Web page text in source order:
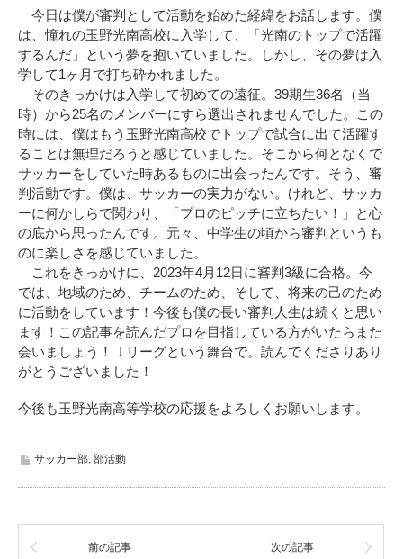
今日は僕が審判として活動を始めた経緯をお話します。僕
は、憧れの玉野光南高校に入学して、「光南のトップで活躍
するんだ」という夢を抱いていました。しかし、その夢は入
学して1ヶ月で打ち砕かれました。
そのきっかけは入学して初めての遠征。39期生36名（当
時）から25名のメンバーにすら選出されませんでした。この
時には、僕はもう玉野光南高校でトップで試合に出て活躍す
ることは無理だろうと感じていました。そこから何となくで
サッカーをしていた時あるものに出会ったんです。そう、審
判活動です。僕は、サッカーの実力がない。けれど、サッカ
ーに何かしらで関わり、「プロのピッチに立ちたい！」と心
の底から思ったんです。元々、中学生の頃から審判というも
のに楽しさを感じていました。
これをきっかけに、2023年4月12日に審判3級に合格。今
では、地域のため、チームのため、そして、将来の己のため
に活動をしています！今後も僕の長い審判人生は続くと思い
ます！この記事を読んだプロを目指している方がいたらまた
会いましょう！Ｊリーグという舞台で。読んでくださりあり
がとうございました！
今後も玉野光南高等学校の応援をよろしくお願いします。
サッカー部 部活動
前の記事 次の記事